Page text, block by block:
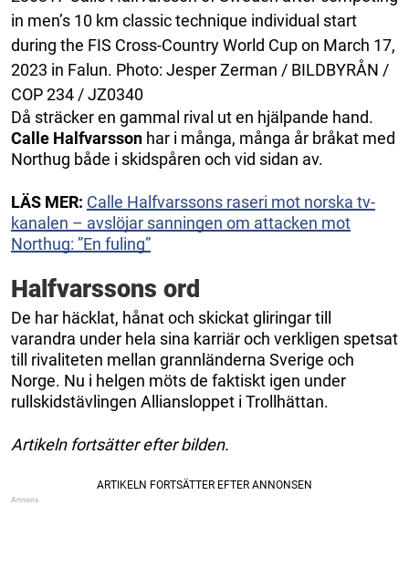
in men’s 10 km classic technique individual start
during the FIS Cross-Country World Cup on March 17,
2023 in Falun. Photo: Jesper Zerman / BILDBYRÅN /
COP 234 / JZ0340
Då sträcker en gammal rival ut en hjälpande hand.
Calle Halfvarsson har i många, många år bråkat med
Northug både i skidspåren och vid sidan av.
LÄS MER: Calle Halfvarssons raseri mot norska tv-
kanalen – avslöjar sanningen om attacken mot
Northug: ”En fuling”
Halfvarssons ord
De har häcklat, hånat och skickat gliringar till
varandra under hela sina karriär och verkligen spetsat
till rivaliteten mellan grannländerna Sverige och
Norge. Nu i helgen möts de faktiskt igen under
rullskidstävlingen Alliansloppet i Trollhättan.
Artikeln fortsätter efter bilden.